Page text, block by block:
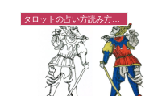
タロットの占い方読み方のコツ